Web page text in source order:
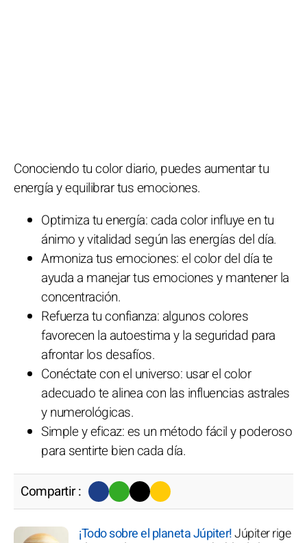
Conociendo tu color diario, puedes aumentar tu
energía y equilibrar tus emociones.
Optimiza tu energía: cada color influye en tu
ánimo y vitalidad según las energías del día.
Armoniza tus emociones: el color del día te
ayuda a manejar tus emociones y mantener la
concentración.
Refuerza tu confianza: algunos colores
favorecen la autoestima y la seguridad para
afrontar los desafíos.
Conéctate con el universo: usar el color
adecuado te alinea con las influencias astrales
y numerológicas.
Simple y eficaz: es un método fácil y poderoso
para sentirte bien cada día.
Compartir :
¡Todo sobre el planeta Júpiter!Júpiter rige